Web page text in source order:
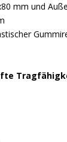
mm und